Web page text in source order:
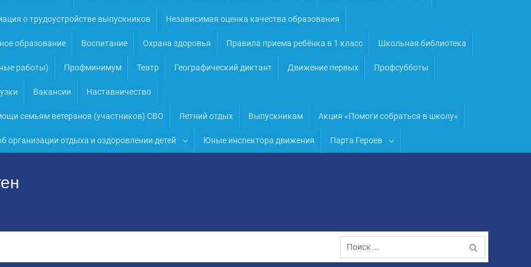
о трудоустройстве выпускников Независимая оценка качества образования
образование Воспитание Охрана здоровья Правила приема ребёнка в 1 класс Школьная библиотека
работы) Профминимум Театр Географический диктант Движение первых Профсубботы
Вакансии Наставничество
семьям ветеранов (участников) СВО Летний отдых Выпускникам Акция «Помоги собраться в школу»
организации отдыха и оздоровлении детей Юные инспектора движения Парта Героев